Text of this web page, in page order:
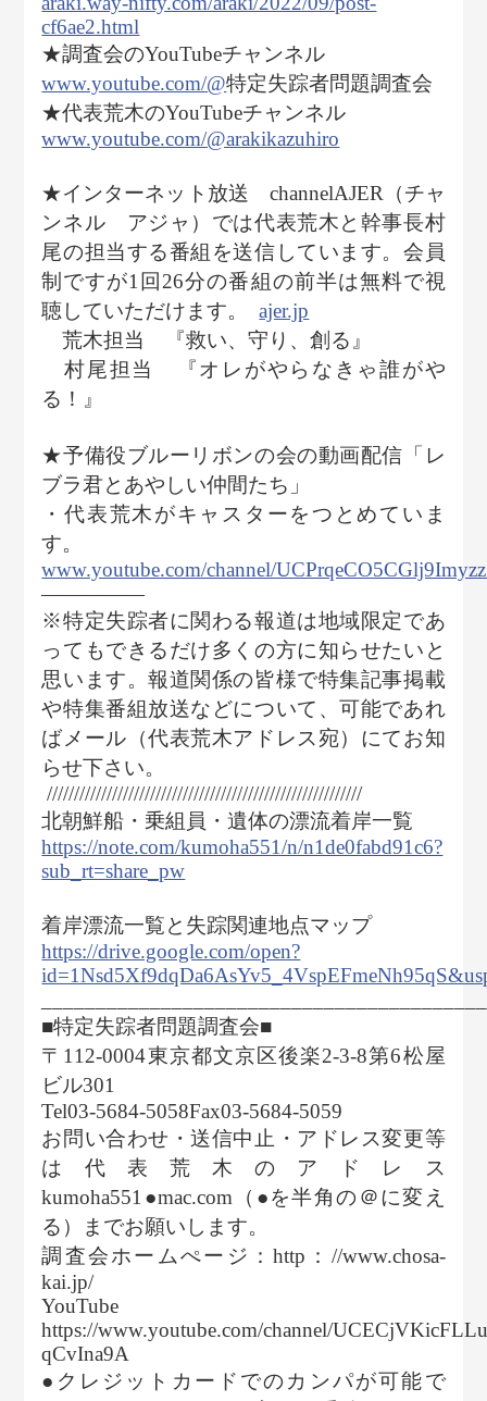
cf6ae2.html
★調査会のYouTubeチャンネル
www.youtube.com/@特定失踪者問題調査会
★代表荒木のYouTubeチャンネル
www.youtube.com/@arakikazuhiro
★インターネット放送 channelAJER（チャ
ンネル アジャ）では代表荒木と幹事長村
尾の担当する番組を送信しています。会員
制ですが1回26分の番組の前半は無料で視
聴していただけます。
ajer.jp
荒木担当 『救い、守り、創る』
村尾担当 『オレがやらなきゃ誰がや
る！』
★予備役ブルーリボンの会の動画配信「レ
ブラ君とあやしい仲間たち」
・代表荒木がキャスターをつとめていま
す。
www.youtube.com/channel/
―――――
※特定失踪者に関わる報道は地域限定であ
ってもできるだけ多くの方に知らせたいと
思います。報道関係の皆様で特集記事掲載
や特集番組放送などについて、可能であれ
ばメール（代表荒木アドレス宛）にてお知
らせ下さい。
//////////////////////////////////////////////////////////
北朝鮮船・乗組員・遺体の漂流着岸一覧
https://note.com/kumoha551/n/n1de0fabd91c6?
sub_rt=share_pw
着岸漂流一覧と失踪関連地点マップ
https://drive.google.com/open?
■特定失踪者問題調査会■
〒112-0004東京都文京区後楽2-3-8第6松屋
ビル301
Tel03-5684-5058Fax03-5684-5059
お問い合わせ・送信中止・アドレス変更等
は代表荒木のアドレス
kumoha551●mac.com（●を半角の＠に変え
る）までお願いします。
調査会ホームぺージ：http：//www.chosa-
kai.jp/
YouTube
https://www.youtube.com/channel/
qCvIna9A
●クレジットカードでのカンパが可能で